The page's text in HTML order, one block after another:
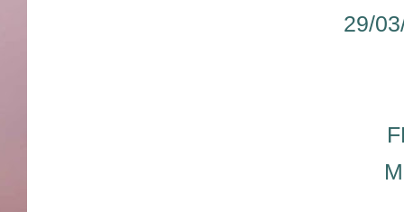
29/